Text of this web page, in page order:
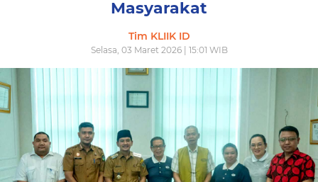
Masyarakat
Tim KLIIK ID
Selasa, 03 Maret 2026 | 15:01 WIB